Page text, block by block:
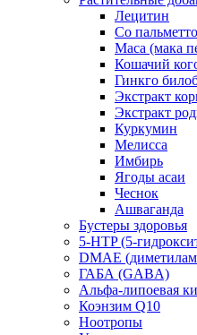
Лецитин
Со пальметто
Maca (мака
Кошачий
Гинкго
Экстракт
Экстракт
Куркумин
Мелисса
Имбирь
Ягоды асаи
Чеснок
Ашваганда
Бустеры здоровья
5-HTP (5-
DMAE
ГАБА (GABA)
Альфа-липоевая
Коэнзим Q10
Ноотропы